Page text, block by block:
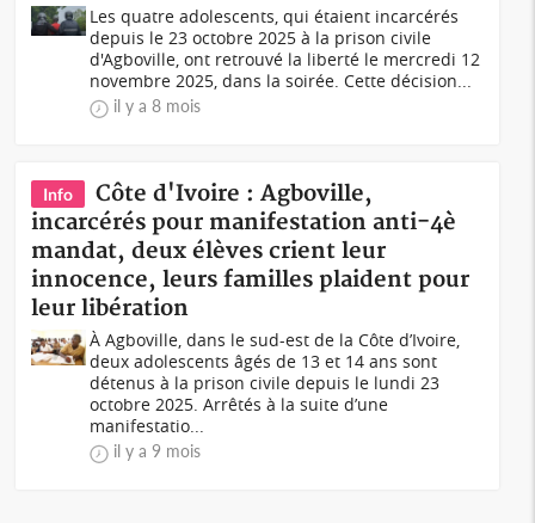
Les quatre adolescents, qui étaient incarcérés
depuis le 23 octobre 2025 à la prison civile
d'Agboville, ont retrouvé la liberté le mercredi 12
novembre 2025, dans la soirée. Cette décision...
il y a 8 mois
Info
Côte d'Ivoire : Agboville,
incarcérés pour manifestation anti-4è
mandat, deux élèves crient leur
innocence, leurs familles plaident pour
leur libération
À Agboville, dans le sud-est de la Côte d’Ivoire,
deux adolescents âgés de 13 et 14 ans sont
détenus à la prison civile depuis le lundi 23
octobre 2025. Arrêtés à la suite d’une
manifestatio...
il y a 9 mois